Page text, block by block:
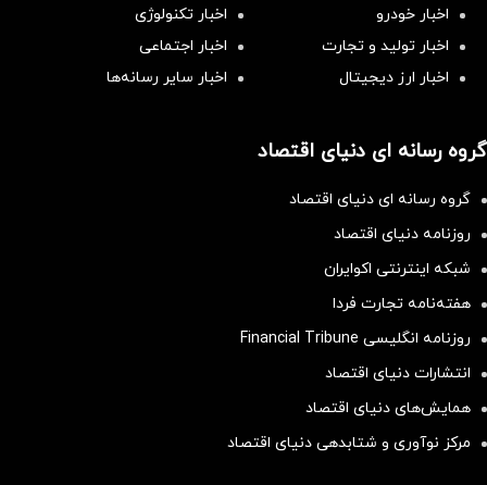
اخبار خودرو
اخبار تکنولوژی
اخبار تولید و تجارت
اخبار اجتماعی
اخبار ارز دیجیتال
اخبار سایر رسانه‌‌ها
گروه رسانه ای دنیای اقتصاد
گروه رسانه ای دنیای اقتصاد
روزنامه دنیای اقتصاد
شبکه اینترنتی اکوایران
هفته‌نامه تجارت فردا
روزنامه انگلیسی Financial Tribune
انتشارات دنیای اقتصاد
همایش‌های دنیای اقتصاد
مرکز نوآوری و شتابدهی دنیای اقتصاد